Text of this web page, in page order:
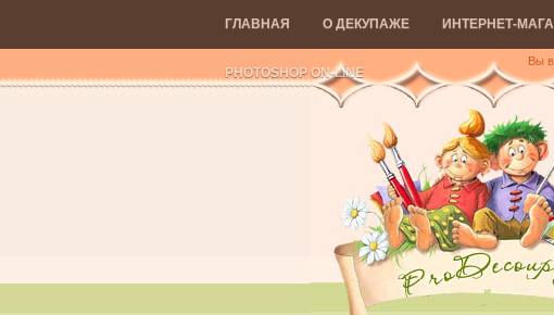
ГЛАВНАЯ О ДЕКУПАЖЕ ИНТЕРНЕТ-
PHOTOSHOP ON-LINE
Вы